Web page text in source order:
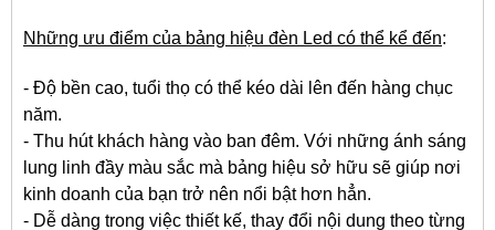
Những ưu điểm của bảng hiệu đèn Led có thể kể đến:
- Độ bền cao, tuổi thọ có thể kéo dài lên đến hàng chục
năm.
- Thu hút khách hàng vào ban đêm. Với những ánh sáng
lung linh đầy màu sắc mà bảng hiệu sở hữu sẽ giúp nơi
kinh doanh của bạn trở nên nổi bật hơn hẳn.
- Dễ dàng trong việc thiết kế, thay đổi nội dung theo từng